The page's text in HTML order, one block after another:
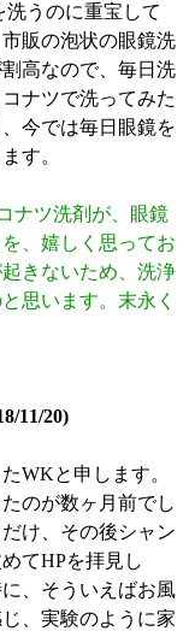
うのに重宝して
販の泡状の眼鏡洗
高なので、毎日洗
ナツで洗ってみた
今では毎日眼鏡を
す。
ナツ洗剤が、眼鏡
、嬉しく思ってお
きないため、洗浄
思います。末永く
20)
WKと申します。
のが数ヶ月前でし
け、その後シャン
てHPを拝見し
、そういえばお風
、実験のように家